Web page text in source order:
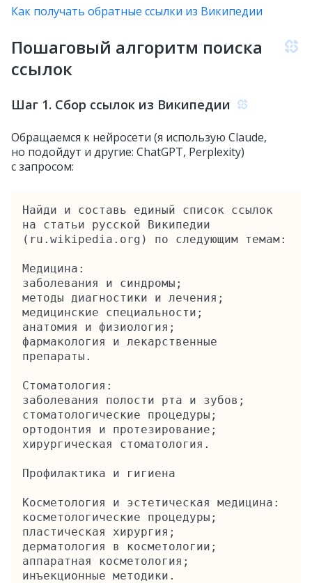
Как получать обратные ссылки из Википедии
Пошаговый алгоритм поиска
ссылок
Шаг 1. Сбор ссылок из Википедии
Обращаемся к нейросети (я использую Claude,
но подойдут и другие: ChatGPT, Perplexity)
с запросом:
Найди и составь единый список ссылок
на статьи русской Википедии
(ru.wikipedia.org) по следующим темам:
Медицина:
заболевания и синдромы;
методы диагностики и лечения;
медицинские специальности;
анатомия и физиология;
фармакология и лекарственные
препараты.
Стоматология:
заболевания полости рта и зубов;
стоматологические процедуры;
ортодонтия и протезирование;
хирургическая стоматология.
Профилактика и гигиена
Косметология и эстетическая медицина:
косметологические процедуры;
пластическая хирургия;
дерматология в косметологии;
аппаратная косметология;
инъекционные методики.